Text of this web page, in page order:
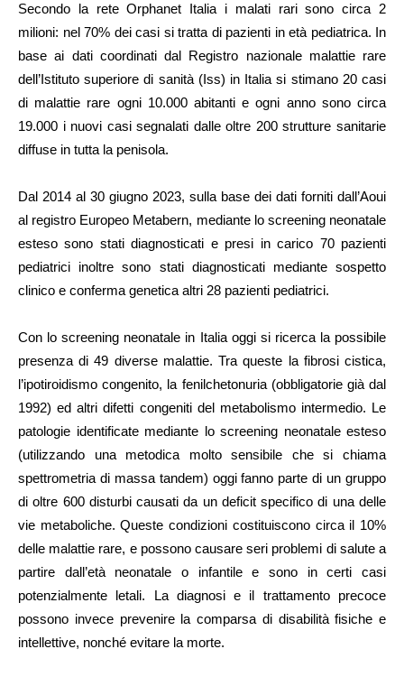
Secondo la rete Orphanet Italia i malati rari sono circa 2
milioni: nel 70% dei casi si tratta di pazienti in età pediatrica. In
base ai dati coordinati dal Registro nazionale malattie rare
dell’Istituto superiore di sanità (Iss) in Italia si stimano 20 casi
di malattie rare ogni 10.000 abitanti e ogni anno sono circa
19.000 i nuovi casi segnalati dalle oltre 200 strutture sanitarie
diffuse in tutta la penisola.
Dal 2014 al 30 giugno 2023, sulla base dei dati forniti dall’Aoui
al registro Europeo Metabern, mediante lo screening neonatale
esteso sono stati diagnosticati e presi in carico 70 pazienti
pediatrici inoltre sono stati diagnosticati mediante sospetto
clinico e conferma genetica altri 28 pazienti pediatrici.
Con lo screening neonatale in Italia oggi si ricerca la possibile
presenza di 49 diverse malattie. Tra queste la fibrosi cistica,
l’ipotiroidismo congenito, la fenilchetonuria (obbligatorie già dal
1992) ed altridifetti congeniti del metabolismo intermedio. Le
patologie identificate mediante lo screening neonatale esteso
(utilizzando una metodica molto sensibile che si chiama
spettrometria di massa tandem) oggi fanno parte di un gruppo
di oltre 600 disturbi causati da un deficit specifico di una delle
vie metaboliche. Queste condizioni costituiscono circa il 10%
delle malattie rare, e possono causare seri problemi di salute a
partire dall’età neonatale o infantile e sono in certi casi
potenzialmente letali. La diagnosi e il trattamento precoce
possono invece prevenire la comparsa di disabilità fisiche e
intellettive, nonché evitare la morte.